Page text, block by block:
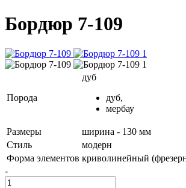
Бордюр 7-109
Порода
дуб
дуб,
мербау
Размеры
ширина - 130 мм
Стиль
модерн
Форма элементов криволинейный
-